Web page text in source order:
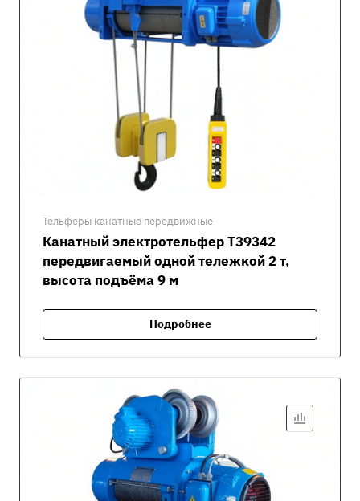
Тельферы канатные передвижные
Канатный электротельфер Т39342
передвигаемый одной тележкой 2 т,
высота подъёма 9 м
Подробнее